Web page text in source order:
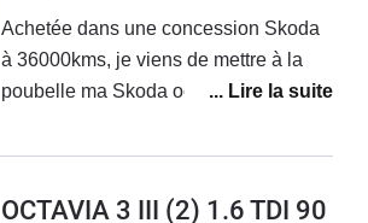
Achetée dans une concession Skoda
à 36000kms, je viens de mettre à la
poubelle ma Skoda octavia à 123000
cassé 90000 kms trop tôt entraînant
réponse de Skoda: prise en charge de
OCTAVIA 3 III (2) 1.6 TDI 90